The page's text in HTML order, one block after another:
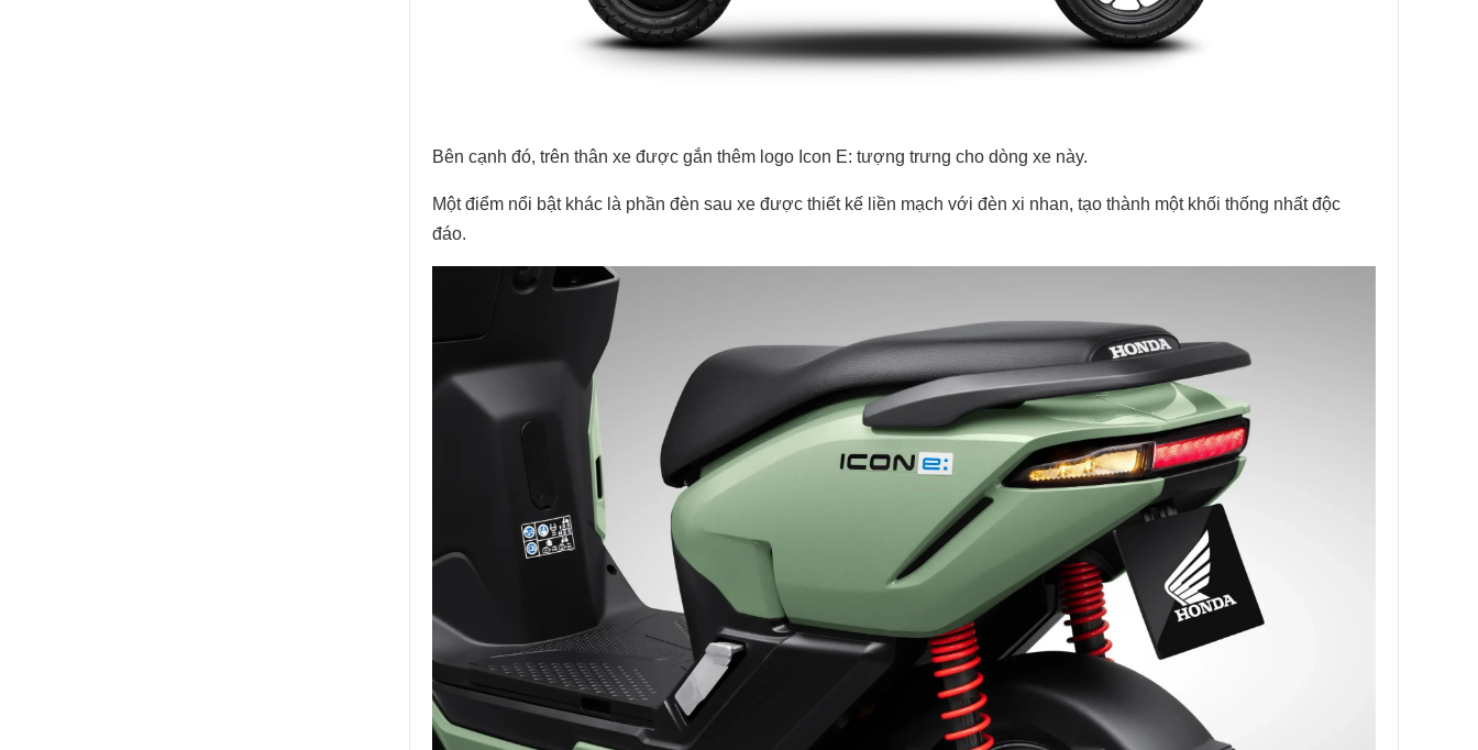
Bên cạnh đó, trên thân xe được gắn thêm logo Icon E: tượng trưng cho dòng xe này.
Một điểm nổi bật khác là phần đèn sau xe được thiết kế liền mạch với đèn xi nhan, tạo thành một khối thống nhất độc
đáo.